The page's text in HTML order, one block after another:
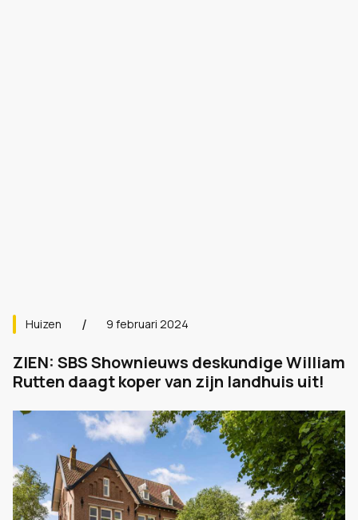
Huizen 9 februari 2024
ZIEN: SBS Shownieuws deskundige William
Rutten daagt koper van zijn landhuis uit!